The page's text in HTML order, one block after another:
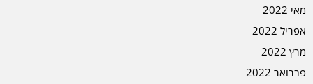
מאי 2022
אפריל 2022
מרץ 2022
פברואר 2022